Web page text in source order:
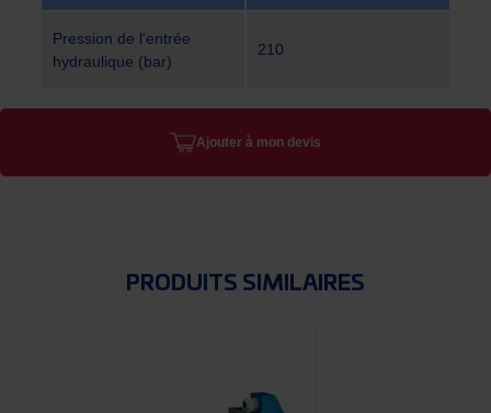
Pression de l'entrée
hydraulique (bar)
210
Ajouter à mon devis
PRODUITS SIMILAIRES